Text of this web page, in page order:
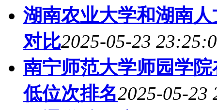
湖南农业大学和湖南
对比2025-05-23
南宁师范大学师园学
低位次排名2025-05-23